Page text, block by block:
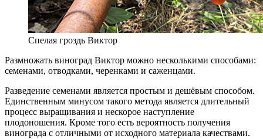
Спелая гроздь Виктор
Размножать виноград Виктор можно несколькими способами:
семенами, отводками, черенками и саженцами.
Разведение семенами является простым и дешёвым способом.
Единственным минусом такого метода является длительный
процесс выращивания и нескорое наступление
плодоношения. Кроме того есть вероятность получения
винограда с отличными от исходного материала качествами.